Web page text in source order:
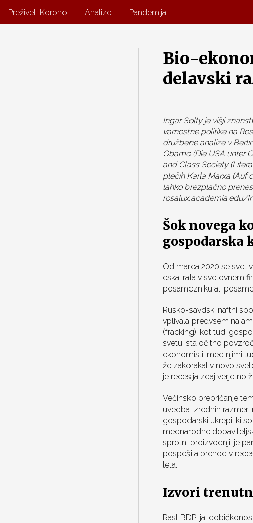
Preživeti Korono Analize Pandemija
Bio-
delavski
Ingar Solty je višji
varnostne politike na
družbene analize v
Obamo (Die USA unter
and Class Society
plečih Karla Marxa (Auf
lahko brezplačno
rosalux.academia.edu/
Šok novega
gospodarska
Od marca 2020 se svet
eskalirala v svetovnem
posamezniku ali
Rusko-savdski naftni
vplivala predvsem na
(fracking), kot tudi
svetu, sta očitno
ekonomisti, med njimi
že zakorakal v novo
je recesija zdaj verjetno
Večinsko prepričanje
uvedba izrednih razmer
gospodarski ukrepi, ki
mednarodne
sprotni proizvodnji, je
pospešila prehod v
leta.
Izvori
Rast BDP-ja,